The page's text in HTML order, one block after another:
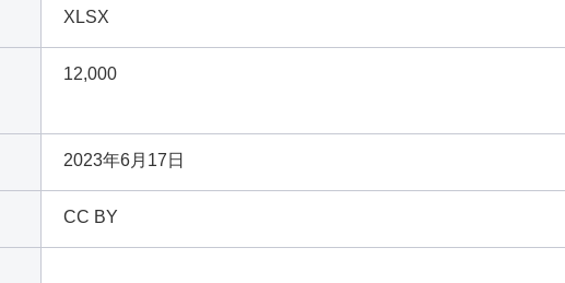
XLSX
12,000
2023年6月17日
CC BY